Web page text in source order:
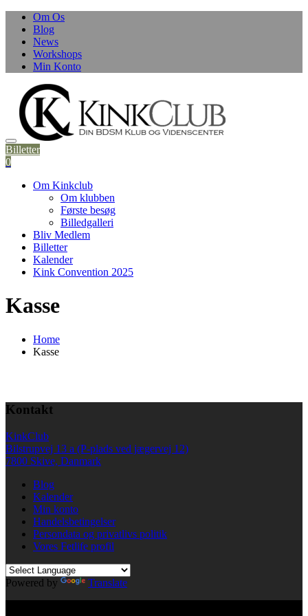
Skip
content
Om Os
Blog
News
Workshops
Min Konto
Billetter
0
Om Kinkclub
Om klubben
Første besøg
Billedgalleri
Bliv Medlem
Billetter
Kalender
Kink Convention 2025
Kasse
Home
Kasse
Kontakt
KinkClub
Bilstrupvej 13 a (P-plads ved jægervej 12)
7800 Skive, Danmark
Blog
Kalender
Min konto
Handelsbetingelser
Persondata og privatlivs politik
Vores Fetlife profil
Powered by
Translate